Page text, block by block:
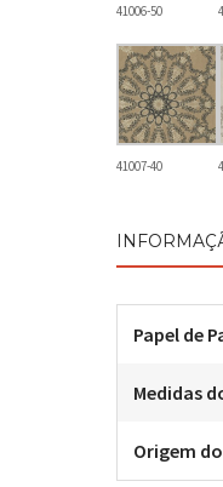
41006-50
41007-40
Papel de
Medidas
Origem